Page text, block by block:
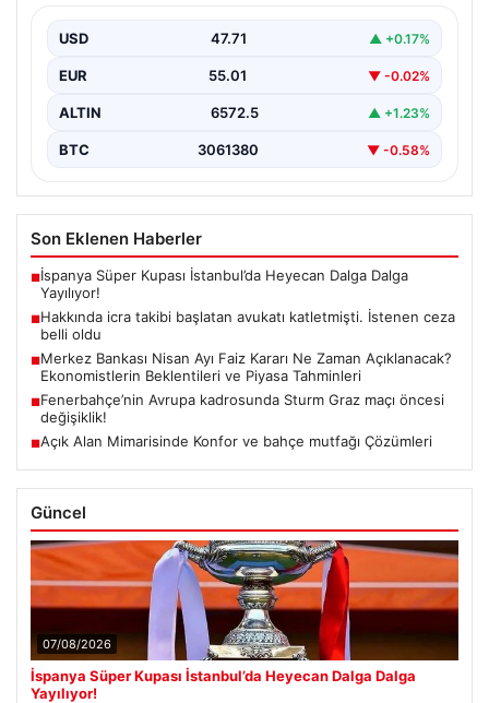
Yönelik Silahlı Saldırının Yargı Süreci Açıklandı",
"content":…
USD 47.71 ▲ +0.17%
EUR 55.01 ▼ -0.02%
ALTIN 6572.5 ▲ +1.23%
BTC 3061380 ▼ -0.58%
Son Eklenen Haberler
■İspanya Süper Kupası İstanbul’da Heyecan Dalga Dalga
Yayılıyor!
■Hakkında icra takibi başlatan avukatı katletmişti. İstenen ceza
belli oldu
■Merkez Bankası Nisan Ayı Faiz Kararı Ne Zaman Açıklanacak?
Ekonomistlerin Beklentileri ve Piyasa Tahminleri
■Fenerbahçe’nin Avrupa kadrosunda Sturm Graz maçı öncesi
değişiklik!
■Açık Alan Mimarisinde Konfor ve bahçe mutfağı Çözümleri
Güncel
07/08/2026
İspanya Süper Kupası İstanbul’da Heyecan Dalga Dalga
Yayılıyor!